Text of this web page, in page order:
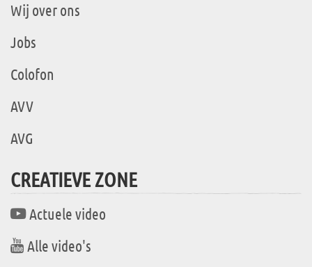
Wij over ons
Jobs
Colofon
AVV
AVG
CREATIEVE ZONE
Actuele video
Alle video's